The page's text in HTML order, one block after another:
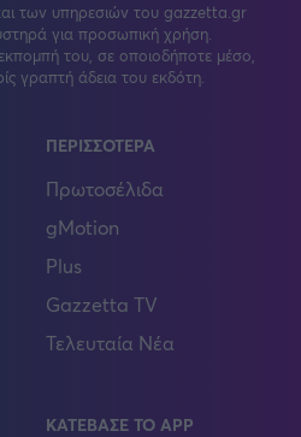
των υπηρεσιών του gazzetta.gr
για προσωπική χρήση.
του, σε οποιοδήποτε μέσο,
γραπτή άδεια του εκδότη.
ΠΕΡΙΣΣΟΤΕΡΑ
Πρωτοσέλιδα
gMotion
Plus
Gazzetta TV
Τελευταία Νέα
ΚΑΤΕΒΑΣΕ ΤΟ APP